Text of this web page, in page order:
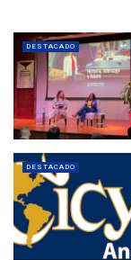
DESTACADO
DESTACADO